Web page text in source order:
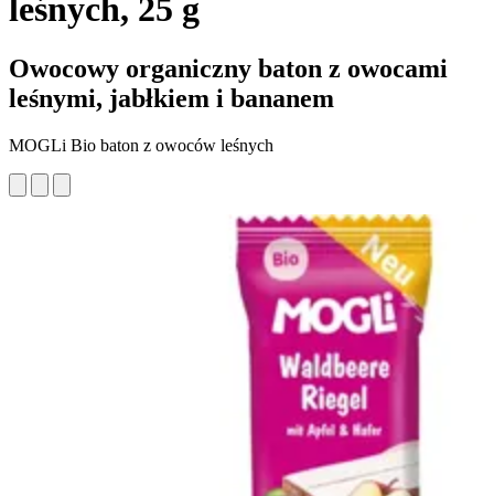
leśnych, 25 g
Owocowy organiczny baton z owocami
leśnymi, jabłkiem i bananem
MOGLi Bio baton z owoców leśnych